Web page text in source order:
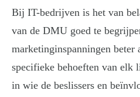
Bij IT-bedrijven is het van
van de DMU goed te
marketinginspanningen beter
specifieke behoeften van
in wie de beslissers en